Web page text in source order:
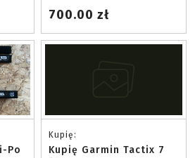
700.00 zł
Po
Kupię:
Kupię Garmin Tactix 7